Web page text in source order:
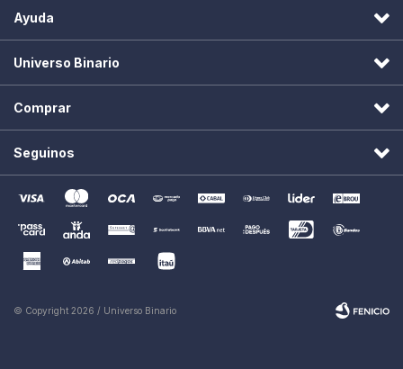
Ayuda
Universo Binario
Comprar
Seguinos
© Copyright 2026 / Universo Binario